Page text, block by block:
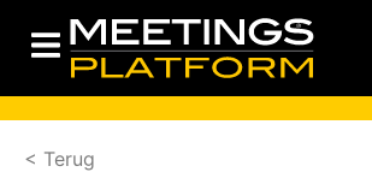
< Terug